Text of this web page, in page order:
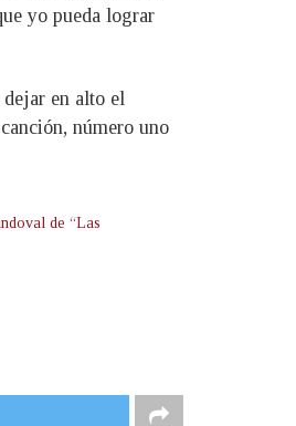
yo pueda lograr
en alto el
número uno
de “Las